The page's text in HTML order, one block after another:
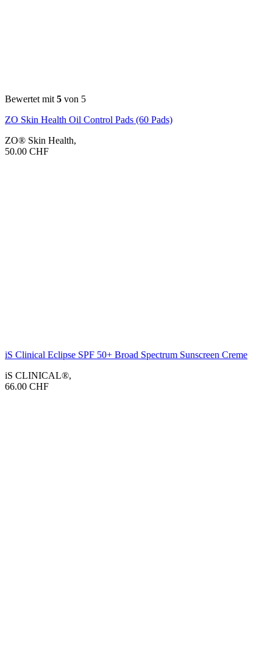
Bewertet mit 5 von 5
ZO Skin Health Oil Control Pads (60 Pads)
ZO® Skin Health,
50.00 CHF
iS Clinical Eclipse SPF 50+ Broad Spectrum Sunscreen Creme
iS CLINICAL®,
66.00 CHF